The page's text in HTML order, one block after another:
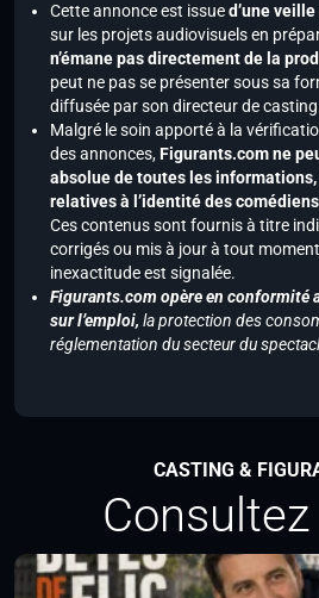
Cette annonce est issued’une
sur les projets audiovisuels en
n’émane pas directement de la
peut ne pas se présenter sous sa
diffusée par son directeur de
Malgré le soin apporté à la
des annonces,Figurants.com ne
absolue de toutes les
relatives à l’identité des
Ces contenus sont fournis à titre
corrigés ou mis à jour à tout
inexactitude est signalée.
Figurants.com opère en conformité
sur l’emploi, la protection des
réglementation du secteur du
CASTING &